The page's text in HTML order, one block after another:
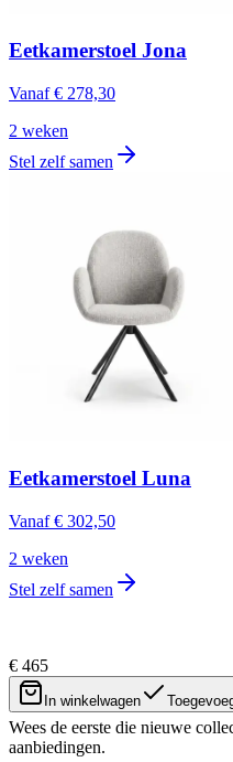
Eetkamerstoel Jona
Vanaf € 278,30
2 weken
Stel zelf samen
Eetkamerstoel Luna
Vanaf € 302,50
2 weken
Stel zelf samen
€ 465
In winkelwagen
Nieuwsbrief
Wees de eerste die nieuwe
aanbiedingen.